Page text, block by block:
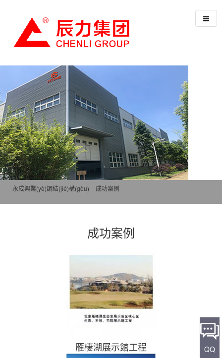
永成興業(yè)鋼結(jié)構(gòu) 成功案例
成功案例
雁棲湖展示館工程 QQ